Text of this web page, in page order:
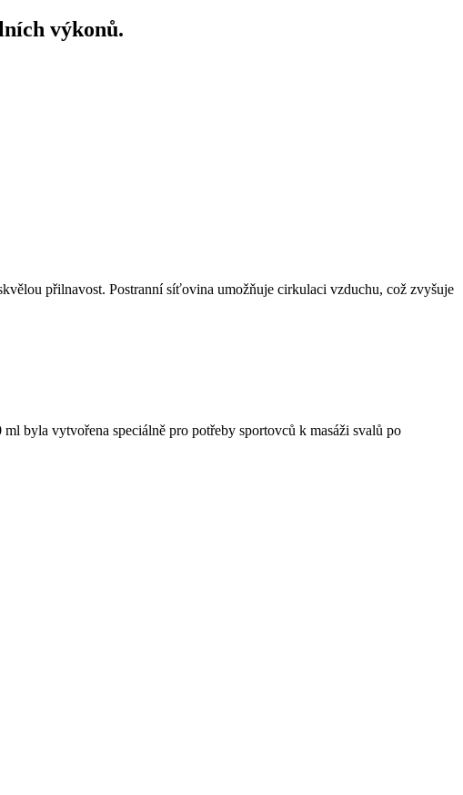
výkonů.
přilnavost. Postranní síťovina umožňuje cirkulaci vzduchu, což zvyšuje
byla vytvořena speciálně pro potřeby sportovců k masáži svalů po